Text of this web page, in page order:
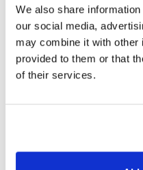
We also share
our social media,
may combine it with other
provided to them or that
of their services.
Avez-vous
Vous souhaitez recevoir